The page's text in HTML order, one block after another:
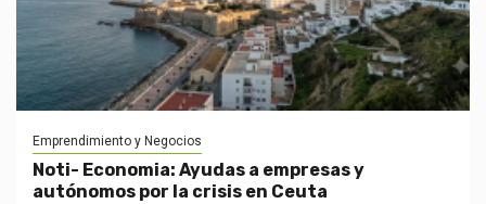
Emprendimiento y Negocios
Noti- Economia: Ayudas a empresas y
autónomos por la crisis en Ceuta